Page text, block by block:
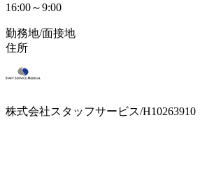
16:00～9:00
勤務地/面接地
住所
株式会社スタッフサービス/H10263910